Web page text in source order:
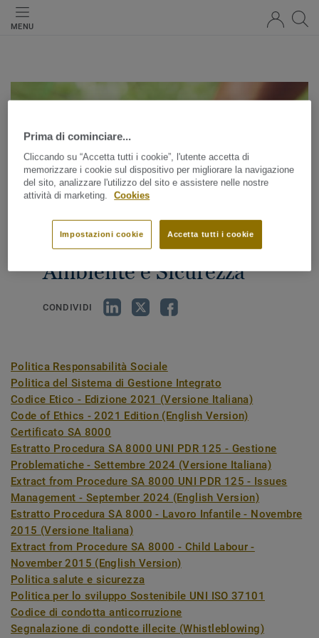
MENU
Sistema di Gestione
Integrato: Qualità,
Ambiente e Sicurezza
CONDIVIDI
Politica Responsabilità Sociale
Politica del Sistema di Gestione Integrato
Codice Etico - Edizione 2021 (Versione Italiana)
Code of Ethics - 2021 Edition (English Version)
Certificato SA 8000
Estratto Procedura SA 8000 UNI PDR 125 - Gestione
Problematiche - Settembre 2024 (Versione Italiana)
Extract from Procedure SA 8000 UNI PDR 125 - Issues
Management - September 2024 (English Version)
Estratto Procedura SA 8000 - Lavoro Infantile - Novembre
2015 (Versione Italiana)
Extract from Procedure SA 8000 - Child Labour -
November 2015 (English Version)
Politica salute e sicurezza
Politica per lo sviluppo Sostenibile UNI ISO 37101
Codice di condotta anticorruzione
Segnalazione di condotte illecite (Whistleblowing)
Prima di cominciare...
Cliccando su “Accetta tutti i cookie”, l'utente accetta di
memorizzare i cookie sul dispositivo per migliorare la navigazione
del sito, analizzare l'utilizzo del sito e assistere nelle nostre
attività di marketing. Cookies
Accetta tutti i cookie
Impostazioni cookie